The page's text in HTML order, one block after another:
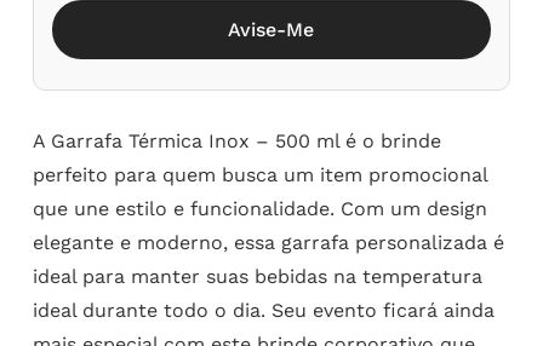
Avise-Me
A Garrafa Térmica Inox – 500 ml é o brinde
perfeito para quem busca um item promocional
que une estilo e funcionalidade. Com um design
elegante e moderno, essa garrafa personalizada é
ideal para manter suas bebidas na temperatura
ideal durante todo o dia. Seu evento ficará ainda